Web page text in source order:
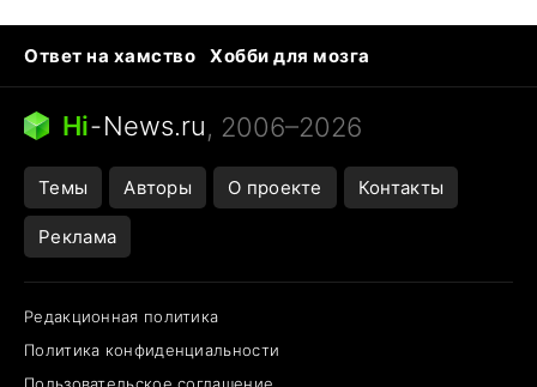
Ответ на хамство
Хобби для мозга
Бензин 100 и 95
Тунцы в океанариуме
Следующая пандемия
Hi-News.ru, 2006–2026
Темы Авторы О проекте Контакты
Реклама
Редакционная политика
Политика конфиденциальности